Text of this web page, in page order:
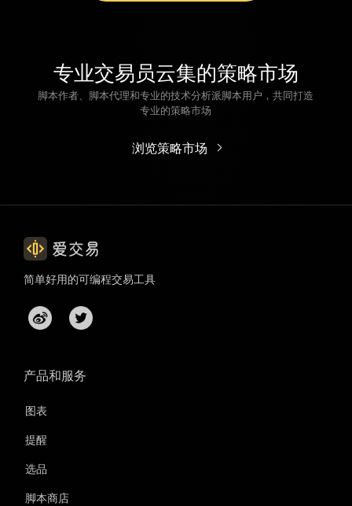
专业交易员云集的策略市场
脚本作者、脚本代理和专业的技术分析派脚本用户，共同打造
专业的策略市场
浏览策略市场
简单好用的可编程交易工具
产品和服务
图表
提醒
选品
脚本商店